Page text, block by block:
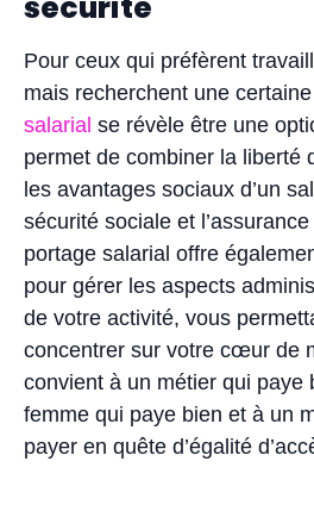
Pour ceux qui préfèrent
mais recherchent une
salarial se révèle être une
permet de combiner la liberté
les avantages sociaux d’un
sécurité sociale et
portage salarial offre
pour gérer les aspects
de votre activité, vous
concentrer sur votre cœur de
convient à un métier qui paye
femme qui paye bien et à un
payer en quête d’égalité